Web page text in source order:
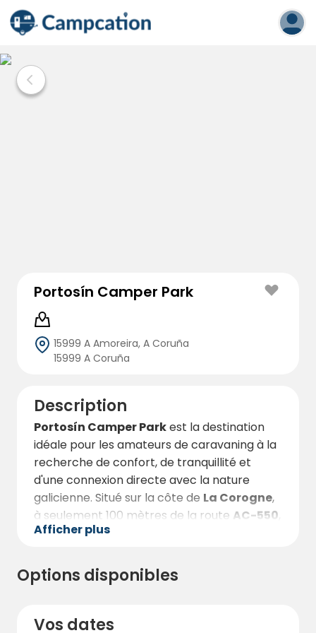
Portosín Camper Park
15999 A Amoreira, A Coruña
15999 A Coruña
Description
Portosín Camper Parkest la destination
idéale pour les amateurs de caravaning à la
recherche de confort, de tranquillité et
d'une connexion directe avec la nature
galicienne. Situé sur la côte de La Corogne,
à seulement 100 mètres de la route AC-550
cet espace privé et clôturé offre des
nivelées, avec un sol en gravier et délimitées
pour garantir votre intimité. L'éclairage
ceux qui décident de passer la nuit ici, dans
Afficher plus
Options disponibles
Vos dates